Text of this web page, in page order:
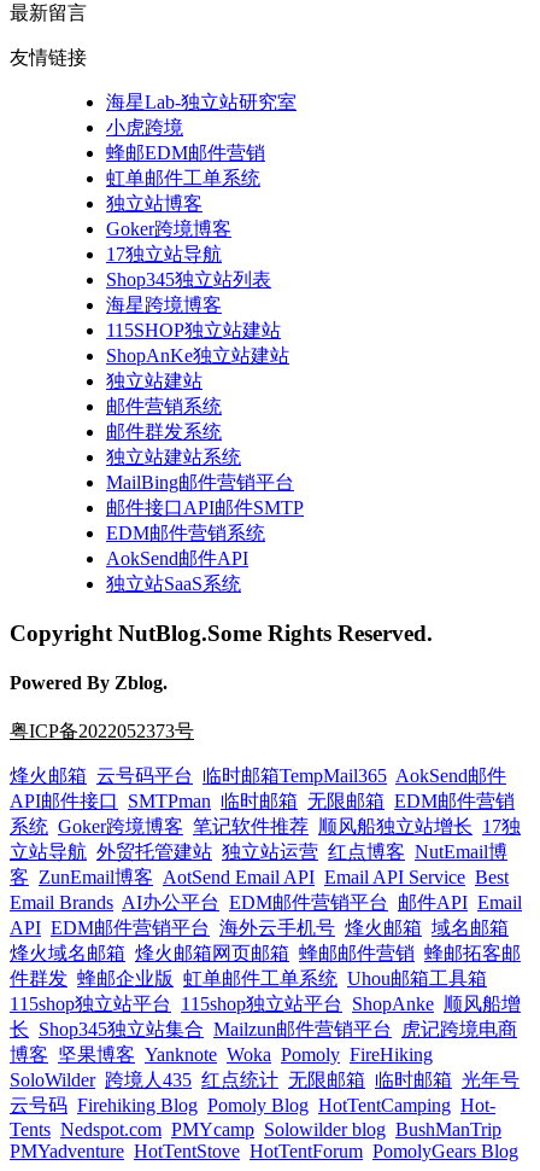
最新留言
友情链接
海星Lab-独立站研究室
小虎跨境
蜂邮EDM邮件营销
虹单邮件工单系统
独立站博客
Goker跨境博客
17独立站导航
Shop345独立站列表
海星跨境博客
115SHOP独立站建站
ShopAnKe独立站建站
独立站建站
邮件营销系统
邮件群发系统
独立站建站系统
MailBing邮件营销平台
邮件接口API邮件SMTP
EDM邮件营销系统
AokSend邮件API
独立站SaaS系统
Copyright NutBlog.Some Rights Reserved.
Powered By Zblog.
粤ICP备2022052373号
烽火邮箱 云号码平台 临时邮箱TempMail365 AokSend邮件
API邮件接口
SMTPman 临时邮箱 无限邮箱 EDM邮件营销
系统 Goker跨境博客 笔记软件推荐 顺风船独立站增长 17独
立站导航 外贸托管建站 独立站运营 红点博客 NutEmail博
客 ZunEmail博客 AotSend Email API Email API Service Best
Email Brands AI办公平台 EDM邮件营销平台 邮件API Email
API EDM邮件营销平台 海外云手机号 烽火邮箱 域名邮箱
烽火域名邮箱 烽火邮箱网页邮箱 蜂邮邮件营销 蜂邮拓客邮
件群发 蜂邮企业版 虹单邮件工单系统 Uhou邮箱工具箱
115shop独立站平台
115shop独立站平台 ShopAnke 顺风船增
长 Shop345独立站集合 Mailzun邮件营销平台
虎记跨境电商
博客 坚果博客 Yanknote Woka Pomoly FireHiking
SoloWilder 跨境人435 红点统计 无限邮箱 临时邮箱 光年号
云号码 Firehiking Blog Pomoly Blog HotTentCamping Hot-
Tents Nedspot.com PMYcamp Solowilder blog BushManTrip
PMYadventure HotTentStove HotTentForum PomolyGears Blog